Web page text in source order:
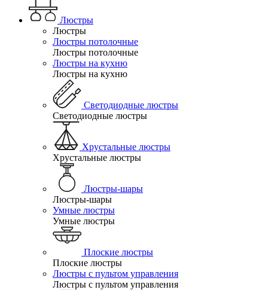
Люстры
Люстры
Люстры потолочные
Люстры потолочные
Люстры на кухню
Люстры на кухню
Светодиодные люстры
Светодиодные люстры
Хрустальные люстры
Хрустальные люстры
Люстры-шары
Люстры-шары
Умные люстры
Умные люстры
Плоские люстры
Плоские люстры
Люстры с пультом управления
Люстры с пультом управления